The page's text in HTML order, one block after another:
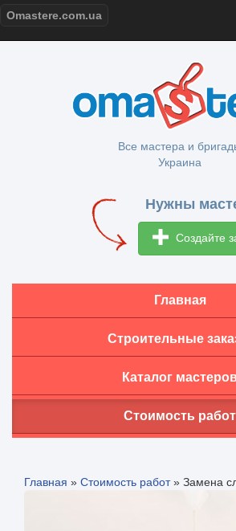
Omastere.com.ua
Все мастера и
Украина
Нужны
Создайте
Главная
Строительные
Каталог
Стоимость работ
Главная » Стоимость работ» Замена